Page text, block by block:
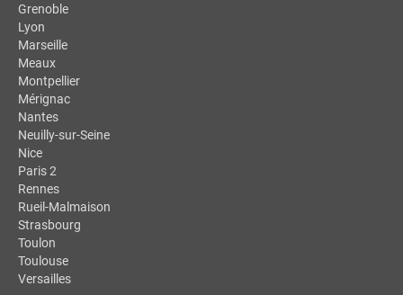
Grenoble
Lyon
Marseille
Meaux
Montpellier
Mérignac
Nantes
Neuilly-sur-Seine
Nice
Paris 2
Rennes
Rueil-Malmaison
Strasbourg
Toulon
Toulouse
Versailles